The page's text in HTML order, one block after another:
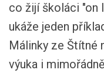
co žijí školáci "on
ukáže jeden
Málinky ze Štítné
výuka i